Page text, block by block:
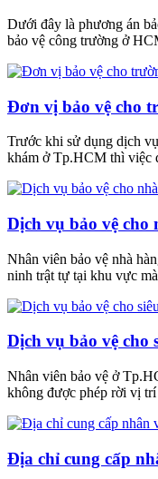
Dưới đây là phương án
bảo vệ công trường ở
Đơn vị bảo vệ cho
Trước khi sử dụng dịch
khám ở Tp.HCM thì việc
Dịch vụ bảo vệ
Nhân viên bảo vệ nhà
ninh trật tự tại khu vực
Dịch vụ bảo vệ
Nhân viên bảo vệ ở
không được phép rời vị
Địa chỉ cung cấp